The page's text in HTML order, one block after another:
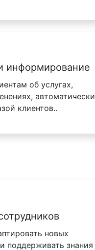
информирование
об услугах,
автоматически
клиентов..
новых
поддерживать знания